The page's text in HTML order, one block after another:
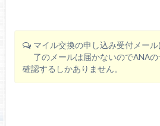
マイル交換の申し込み受付メー
了のメールは届かないのでANA
確認するしかありません。